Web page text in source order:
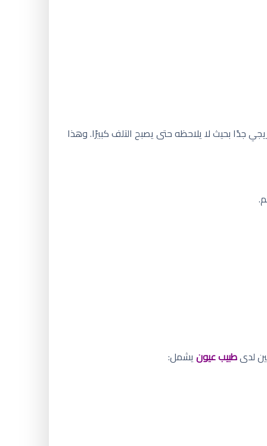
جدًا بحيث لا يلاحظه حتى يصبح التلف كبيرًا. وهذا
لدىطبيب عيون يشمل: